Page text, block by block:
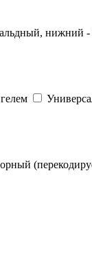
нижний